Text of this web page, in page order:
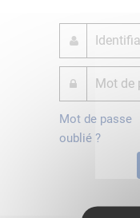
Mot de passe
oublié ?